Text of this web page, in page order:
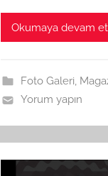
Okumaya devam et
Foto Galeri,
Yorum yapın